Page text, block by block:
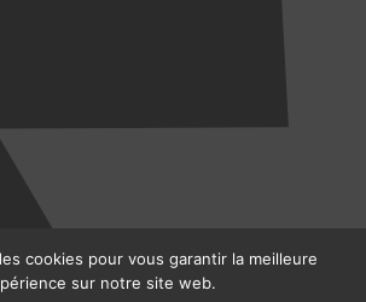
cookies pour vous garantir la meilleure
sur notre site web.